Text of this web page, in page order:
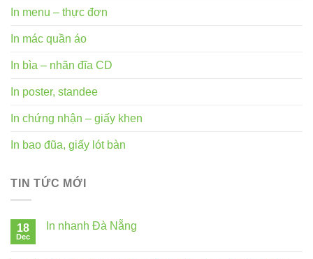
In menu – thực đơn
In mác quần áo
In bìa – nhãn đĩa CD
In poster, standee
In chứng nhận – giấy khen
In bao đũa, giấy lót bàn
TIN TỨC MỚI
18
Dec
In nhanh Đà Nẵng